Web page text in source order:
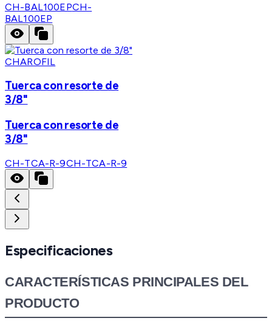
CH-BAL100EPCH-
BAL100EP
CHAROFIL
Tuerca con resorte de
3/8"
Tuerca con resorte de
3/8"
CH-TCA-R-9CH-TCA-R-9
Especificaciones
CARACTERÍSTICAS PRINCIPALES DEL
PRODUCTO